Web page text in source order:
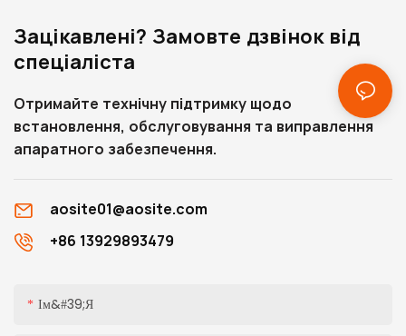
Зацікавлені? Замовте дзвінок від
спеціаліста
Отримайте технічну підтримку щодо
встановлення, обслуговування та виправлення
апаратного забезпечення.
aosite01@aosite.com
+86 13929893479
Ім&#39;я